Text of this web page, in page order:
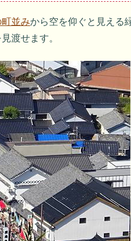
並みから空を仰ぐと見える
渡せます。